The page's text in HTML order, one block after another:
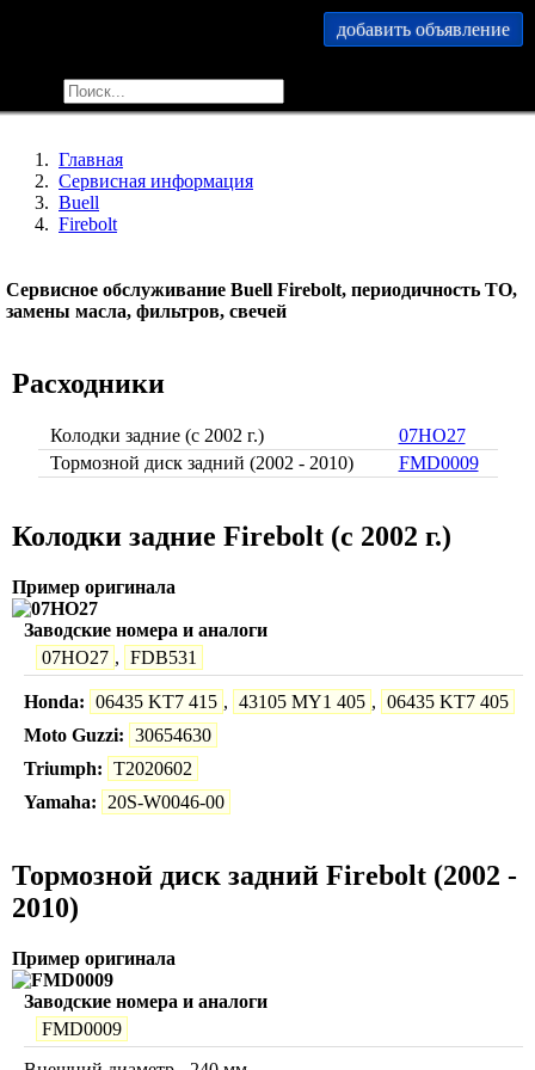
добавить объявление
Главная
Сервисная информация
Buell
Firebolt
Сервисное обслуживание Buell Firebolt, периодичность ТО,
замены масла, фильтров, свечей
Расходники
Колодки задние (c 2002 г.)
07HO27
Тормозной диск задний (2002 - 2010)
FMD0009
Колодки задние Firebolt (c 2002 г.)
Пример оригинала
Заводские номера и аналоги
07HO27 , FDB531
Honda: 06435 KT7 415 , 43105 MY1 405 , 06435 KT7 405
Moto Guzzi: 30654630
Triumph: T2020602
Yamaha:
20S-W0046-00
Тормозной диск задний Firebolt (2002 -
2010)
Пример оригинала
Заводские номера и аналоги
FMD0009